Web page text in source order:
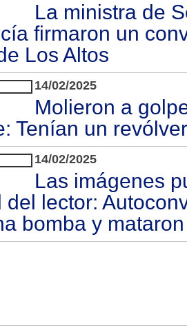
La ministra de
firmaron un
Los Altos
14/02/2025
Molieron a
Tenían un
14/02/2025
Las imágenes
del lector:
bomba y